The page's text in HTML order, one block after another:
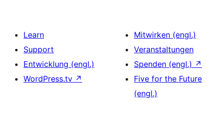
Learn
Support
Entwicklung (engl.)
WordPress.tv ↗
Mitwirken (engl.)
Veranstaltungen
Spenden (engl.) ↗
Five for the Future
(engl.)